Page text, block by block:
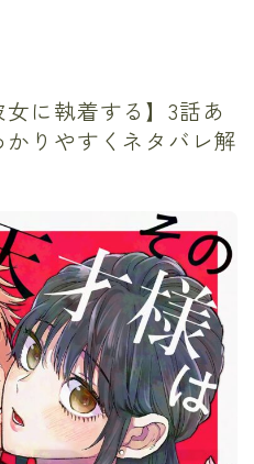
女に執着する】3話あ
りやすくネタバレ解